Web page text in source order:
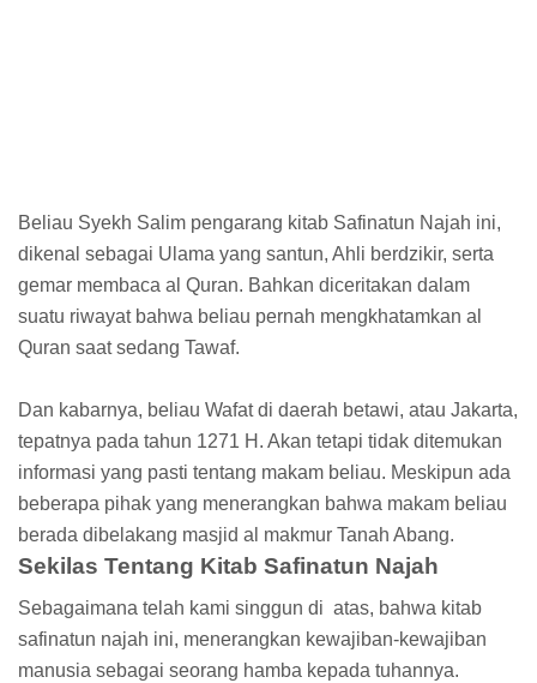
Beliau Syekh Salim pengarang kitab Safinatun Najah ini,
dikenal sebagai Ulama yang santun, Ahli berdzikir, serta
gemar membaca al Quran. Bahkan diceritakan dalam
suatu riwayat bahwa beliau pernah mengkhatamkan al
Quran saat sedang Tawaf.
Dan kabarnya, beliau Wafat di daerah betawi, atau Jakarta,
tepatnya pada tahun 1271 H. Akan tetapi tidak ditemukan
informasi yang pasti tentang makam beliau. Meskipun ada
beberapa pihak yang menerangkan bahwa makam beliau
berada dibelakang masjid al makmur Tanah Abang.
Sekilas Tentang Kitab Safinatun Najah
Sebagaimana telah kami singgun di atas, bahwa kitab
safinatun najah ini, menerangkan kewajiban-kewajiban
manusia sebagai seorang hamba kepada tuhannya.